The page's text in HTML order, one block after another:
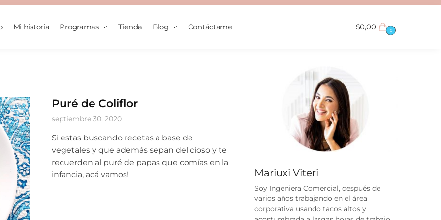
Mi historia Programas Tienda Blog Contáctame $0,00 0
Puré de Coliflor
septiembre 30, 2020
Si estas buscando recetas a base de
vegetales y que además sepan delicioso y te
recuerden al puré de papas que comías en la
infancia, acá vamos!
Mariuxi Viteri
Soy Ingeniera Comercial, después de
varios años trabajando en el área
corporativa usando tacos altos y